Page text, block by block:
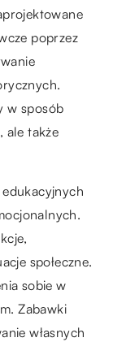
poprzez
w sposób
ale także
społeczne.
sobie w
Zabawki
własnych